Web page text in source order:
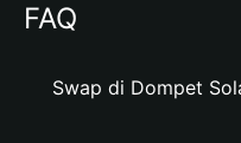
FAQ
Swap di Dompet